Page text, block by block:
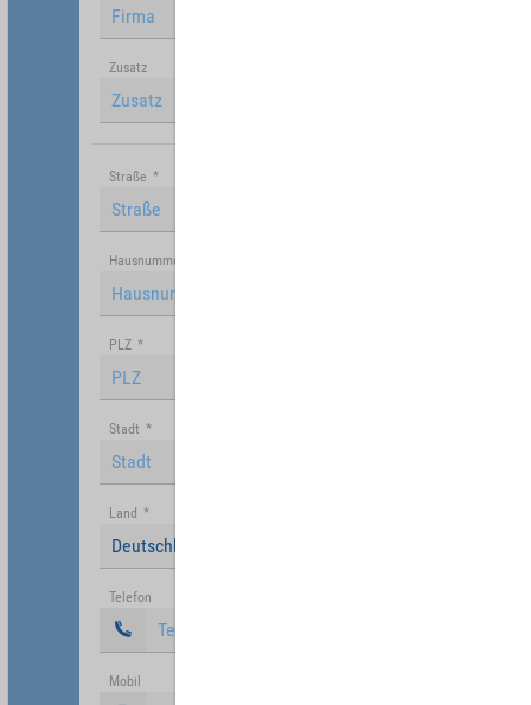
Zusatz
Straße *
Hausnummer
PLZ *
Stadt *
Land *
Deutschland
Telefon
Mobil